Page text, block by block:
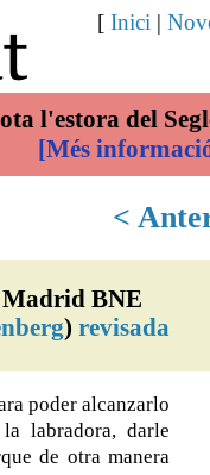
l'estora del
[Més
[ Inici |
<
Madrid BNE
)revisada
poder alcanzarlo
labradora, darle
de otra manera